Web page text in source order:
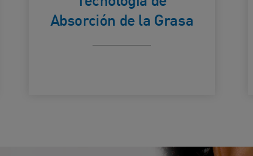
Absorción de la Grasa
minimiza el
brillo visible.